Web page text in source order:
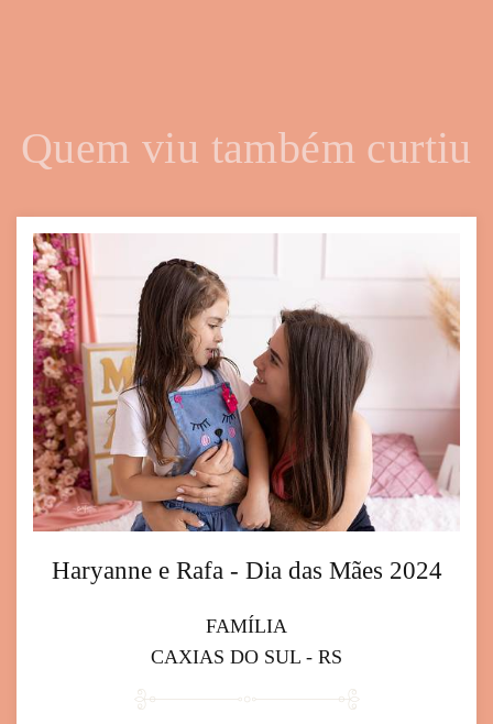
Quem viu também curtiu
Haryanne e Rafa - Dia das Mães 2024
FAMÍLIA
CAXIAS DO SUL - RS